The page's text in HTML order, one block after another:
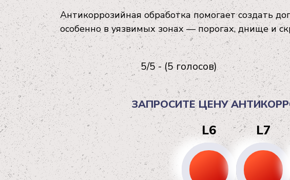
Антикоррозийная обработка помогает создать
особенно в уязвимых зонах — порогах, днище и
5/5 - (5 голосов)
ЗАПРОСИТЕ ЦЕНУ
L6 L7